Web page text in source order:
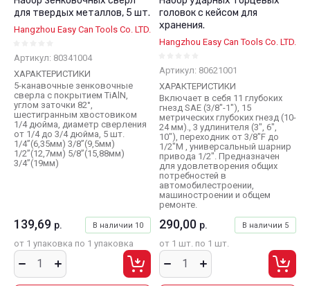
для твердых металлов, 5 шт.
Hangzhou Easy Can Tools Co. LTD.
Артикул: 80341004
ХАРАКТЕРИСТИКИ
5-канавочные зенковочные
сверла с покрытием TiAlN,
углом заточки 82°,
шестигранным хвостовиком
1/4 дюйма, диаметр сверления
от 1/4 до 3/4 дюйма, 5 шт.
1/4”(6,35мм) 3/8”(9,5мм)
1/2”(12,7мм) 5/8”(15,88мм)
3/4”(19мм)
В наличии 10
139,69 р.
от 1 упаковка по 1 упаковка
головок c кейсом для
хранения.
Hangzhou Easy Can Tools Co. LTD.
Артикул: 80621001
ХАРАКТЕРИСТИКИ
Включает в себя 11 глубоких
гнезд SAE (3/8"-1"), 15
метрических глубоких гнезд (10-
24 мм)., 3 удлинителя (3", 6",
10"), переходник от 3/8"F до
1/2"M , универсальный шарнир
привода 1/2". Предназначен
для удовлетворения общих
потребностей в
автомобилестроении,
машиностроении и общем
ремонте.
В наличии 5
290,00 р.
от 1 шт. по 1 шт.